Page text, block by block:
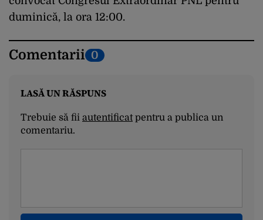
duminică, la ora 12:00.
Comentarii 0
LASĂ UN RĂSPUNS
Trebuie să fii autentificatpentru a publica un
comentariu.